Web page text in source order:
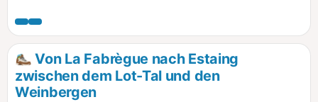
bemerkenswerte Dörfer und Weiler.
Von La Fabrègue nach Estaing
zwischen dem Lot-Tal und den
Weinbergen